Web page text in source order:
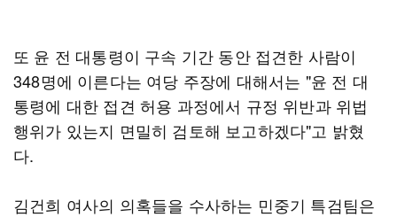
또 윤 전 대통령이 구속 기간 동안 접견한 사람이
348명에 이른다는 여당 주장에 대해서는 "윤 전 대
통령에 대한 접견 허용 과정에서 규정 위반과 위법
행위가 있는지 면밀히 검토해 보고하겠다"고 밝혔
다.
김건희 여사의 의혹들을 수사하는 민중기 특검팀은